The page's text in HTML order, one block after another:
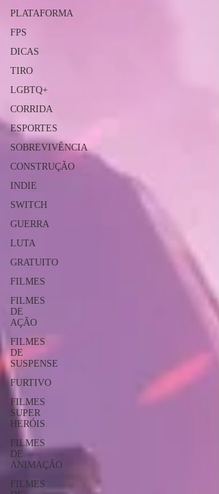
PLATAFORMA
FPS
DICAS
TIRO
LGBTQ+
CORRIDA
ESPORTES
SOBREVIVÊNCIA
CONSTRUÇÃO
INDIE
SWITCH
GUERRA
LUTA
GRATUITO
FILMES
FILMES
DE
AÇÃO
FILMES
DE
SUSPENSE
FURTIVO
FILMES
SUPER
HERÓIS
FILMES
DE
ANIMAÇÃO
FILMES